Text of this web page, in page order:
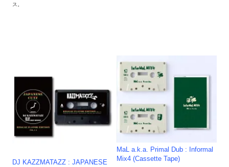
ス。
DJ KAZZMATAZZ : JAPANESE
MaL a.k.a. Primal Dub : Informal
Mix4 (Cassette Tape)